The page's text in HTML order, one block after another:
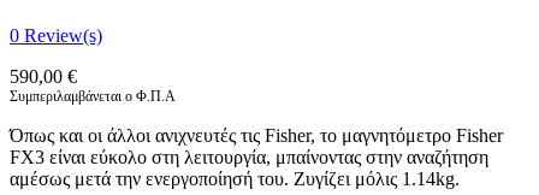
0 Review(s)
590,00 €
Συμπεριλαμβάνεται ο Φ.Π.Α
Όπως και οι άλλοι ανιχνευτές τις Fisher, το μαγνητόμετρο Fisher
FX3 είναι εύκολο στη λειτουργία, μπαίνοντας στην αναζήτηση
αμέσως μετά την ενεργοποίησή του. Ζυγίζει μόλις 1.14kg.